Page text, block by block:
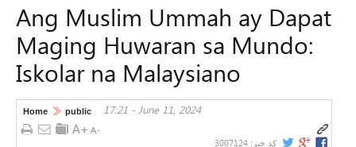
Ang Muslim Ummah ay Dapat
Maging Huwaran sa Mundo:
Iskolar na Malaysiano
Home public 17:21 - June 11, 2024
کد خبر: 3007124